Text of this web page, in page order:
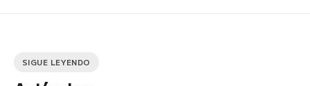
SIGUE LEYENDO